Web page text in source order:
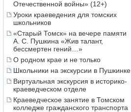
Отечественной войны» (12+)
Уроки краеведения для томских
школьников
«Старый Томск» на вечере памяти
А. С. Пушкина «Жив талант,
бессмертен гений…»
О родном крае и не только
Школьники на экскурсии в Пушкинке
Виртуальная экскурсия в историко-
краеведческом отделе
Краеведческое занятие в Томском
колледже гражданского транспорта